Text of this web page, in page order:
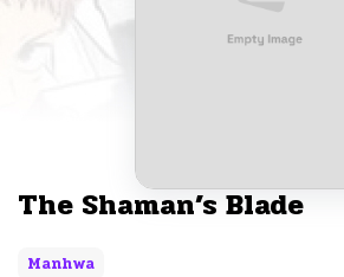
The Shaman’s Blade
Manhwa